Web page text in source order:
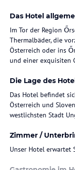
Das Hotel
Im Tor der Region
Thermalbäder, die
Österreich oder ins
und einer exquisiten
Die Lage des
Das Hotel befindet
Österreich und
westlichsten Stadt
Zimmer /
Unser Hotel erwartet